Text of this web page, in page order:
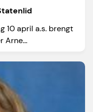
10 april a.s. brengt
Arne...